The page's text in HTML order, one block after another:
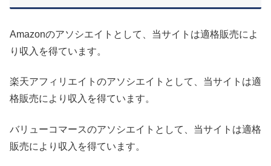
Amazonのアソシエイトとして、当サイトは適格販売によ
り収入を得ています。
楽天アフィリエイトのアソシエイトとして、当サイトは適
格販売により収入を得ています。
バリューコマースのアソシエイトとして、当サイトは適格
販売により収入を得ています。